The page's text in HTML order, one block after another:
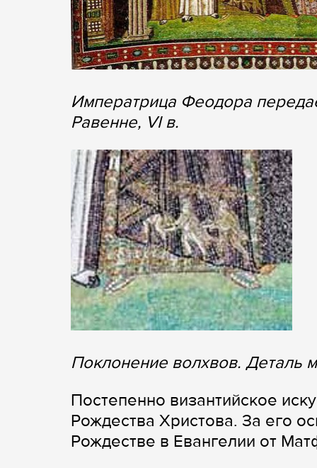
Императрица Феодора
Равенне, VI в.
Поклонение волхвов. Деталь
Постепенно византийское
Рождества Христова. За его
Рождестве в Евангелии от